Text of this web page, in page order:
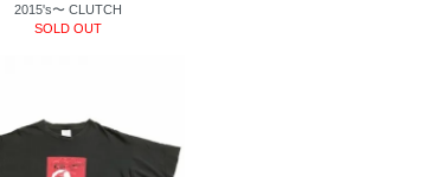
2015's〜 CLUTCH
SOLD OUT